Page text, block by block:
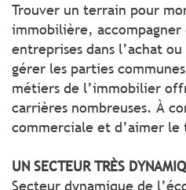
Trouver un terrain pour
immobilière, accompagner
entreprises dans l’achat
gérer les parties
métiers de l’immobilier
carrières nombreuses. À
commerciale et d’aimer
UN SECTEUR TRÈS
Secteur dynamique de